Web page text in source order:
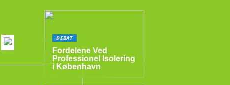
DEBAT
Fordelene Ved
Professionel Isolering
i København